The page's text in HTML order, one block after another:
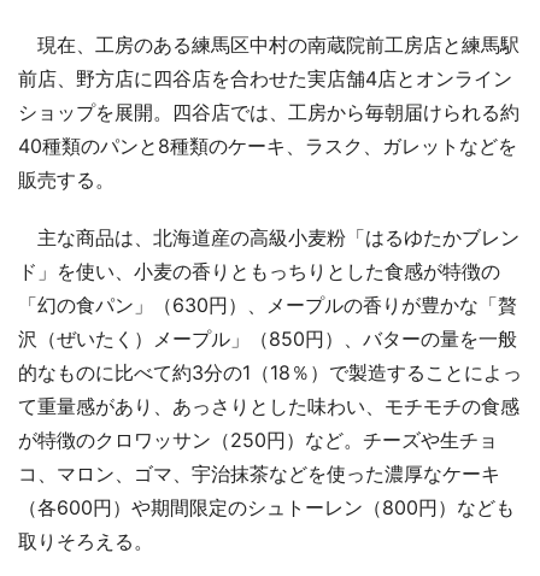
現在、工房のある練馬区中村の南蔵院前工房店と練馬駅
前店、野方店に四谷店を合わせた実店舗4店とオンライン
ショップを展開。四谷店では、工房から毎朝届けられる約
40種類のパンと8種類のケーキ、ラスク、ガレットなどを
販売する。
主な商品は、北海道産の高級小麦粉「はるゆたかブレン
ド」を使い、小麦の香りともっちりとした食感が特徴の
「幻の食パン」（630円）、メープルの香りが豊かな「贅
沢（ぜいたく）メープル」（850円）、バターの量を一般
的なものに比べて約3分の1（18％）で製造することによっ
て重量感があり、あっさりとした味わい、モチモチの食感
が特徴のクロワッサン（250円）など。チーズや生チョ
コ、マロン、ゴマ、宇治抹茶などを使った濃厚なケーキ
（各600円）や期間限定のシュトーレン（800円）なども
取りそろえる。